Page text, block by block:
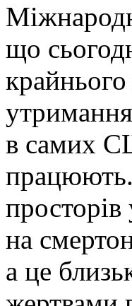
що
в самих
працюють.
на
а це